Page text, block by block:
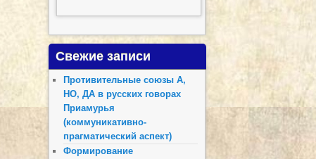
Свежие записи
Противительные союзы А,
НО, ДА в русских говорах
Приамурья
(коммуникативно-
прагматический аспект)
Формирование